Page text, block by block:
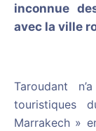
inconnue
avec la ville
Taroudant
touristiques
Marrakech »